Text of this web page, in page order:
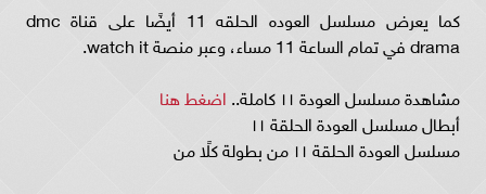
كما يعرض مسلسل العوده الحلقه 11 أيضًا على قناة dmc
drama في تمام الساعة 11 مساء، وعبر منصة watch it.
مشاهدة مسلسل العودة ١١ كاملة..
اضغط هنا
أبطال مسلسل العودة الحلقة ١١
مسلسل العودة الحلقة ١١ من بطولة كلًا من